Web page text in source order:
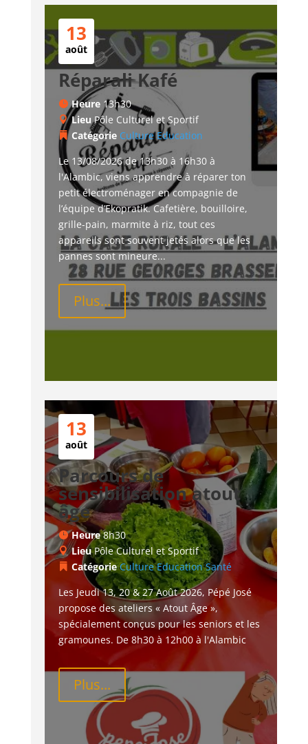
13
août
Réparali Kafé
Heure 13h30
LieuPôle Culturel et Sportif
Catégorie Culture Education
Le 13/08/2026 de 13h30 à 16h30 à
l'Alambic, viens apprendre à réparer ton
petit électroménager en compagnie de
l’équipe d’Ekopratik. Cafetière, bouilloire,
grille-pain, marmite à riz, tout ces
appareils sont souvent jetés alors que les
pannes sont mineure...
Plus...
13
août
Parcours de
sensibilisation atout
âge
Heure8h30
LieuPôle Culturel et Sportif
CatégorieCulture Education Santé
Les Jeudi 13, 20 & 27 Août 2026, Pépé José
propose des ateliers « Atout Âge »,
spécialement conçus pour les seniors et les
gramounes. De 8h30 à 12h00 à l'Alambic
Plus...